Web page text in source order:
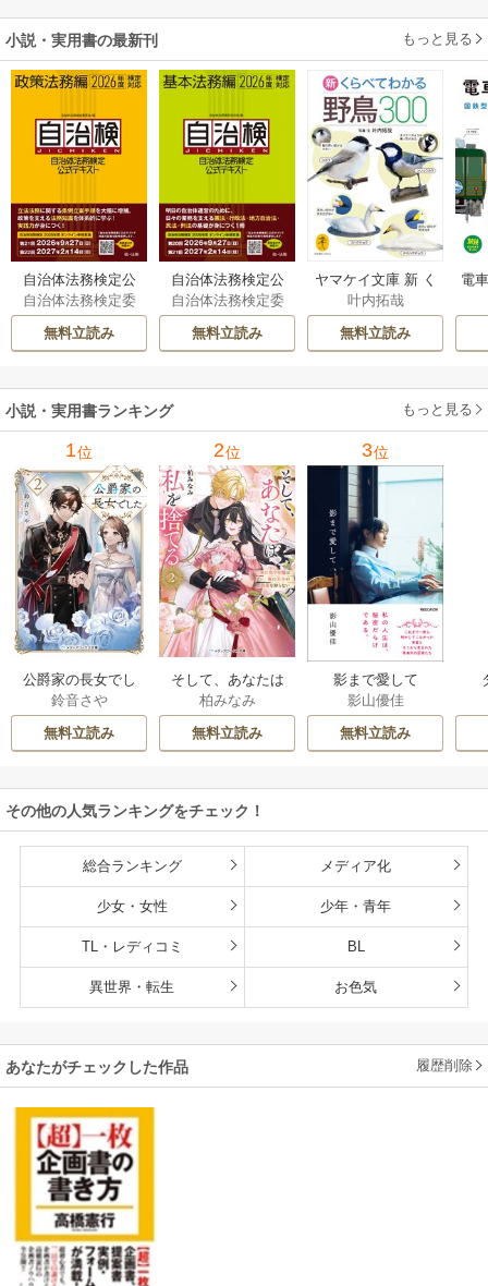
小説・実用書の最新刊 もっと見る
自治体法務検定公
式テキスト 政策
法務編 ２０２６
年度検定対応 1巻
自治体法務検定委
員会
無料立読み
自治体法務検定公
式テキスト 基本
法務編 ２０２６
年度検定対応 1巻
自治体法務検定委
員会
無料立読み
ヤマケイ文庫 新 く
らべてわかる野鳥3
00 1巻
叶内拓哉
無料立読み
電
小説・実用書ランキング もっと見る
1位
公爵家の長女でし
た
鈴音さや
無料立読み
2位
そして、あなたは
私を捨てる
柏みなみ
無料立読み
3位
影まで愛して
影山優佳
無料立読み
その他の人気ランキングをチェック！
総合ランキング メディア化
少女・女性 少年・青年
TL・レディコミ BL
異世界・転生 お色気
あなたがチェックした作品 履歴削除